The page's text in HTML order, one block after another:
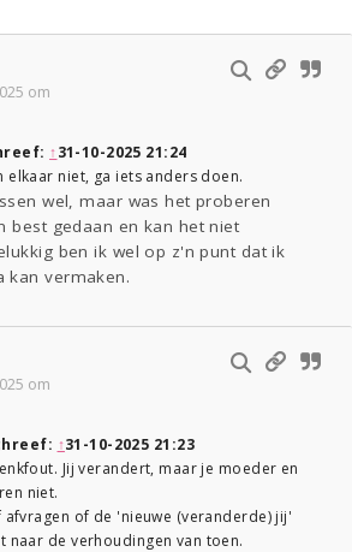
om
↑31-10-2025 21:24
elkaar niet, ga iets anders doen.
wel, maar was het proberen
best gedaan en kan het niet
ben ik wel op z'n punt dat ik
kan vermaken.
om
↑31-10-2025 21:23
Jij verandert, maar je moeder en
niet.
afvragen of de 'nieuwe (veranderde) jij'
naar de verhoudingen van toen.